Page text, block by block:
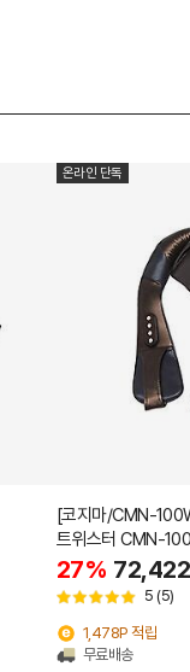
온라인 단독
[코지마/CMN-
트위스터 CMN-
27% 72,422
5 (5)
1,478P 적립
무료배송